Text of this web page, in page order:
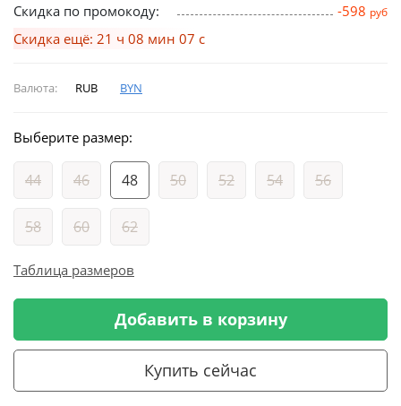
Скидка по промокоду: -598 руб
Скидка ещё: 21 ч 08 мин 07 с
Валюта: RUB BYN
Выберите размер:
44 46 48 50 52 54 56
58 60 62
Таблица размеров
Добавить в корзину
Купить сейчас